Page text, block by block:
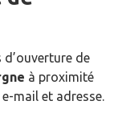
de
à proximité
mail et adresse.